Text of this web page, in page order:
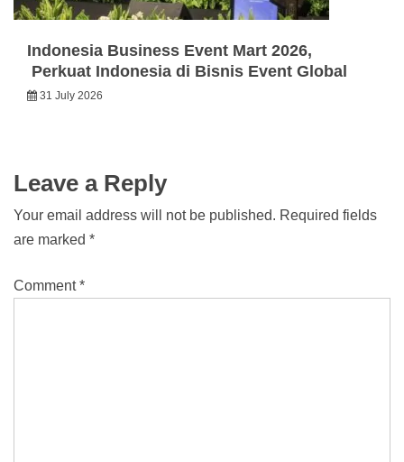
Indonesia Business Event Mart 2026,
Perkuat Indonesia di Bisnis Event Global
31 July 2026
Leave a Reply
Your email address will not be published. Required fields
are marked *
Comment*